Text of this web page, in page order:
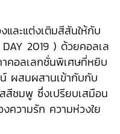
และแต่งเติมสีสันให้กับ
DAY 2019 ) ด้วยคอลเล
าคอลเลกชั่นพิเศษที่หยิบ
ผสมผสานเข้ากับกับ
ชมพู ซึ่งเปรียบเสมือน
ความรัก ความห่วงใย